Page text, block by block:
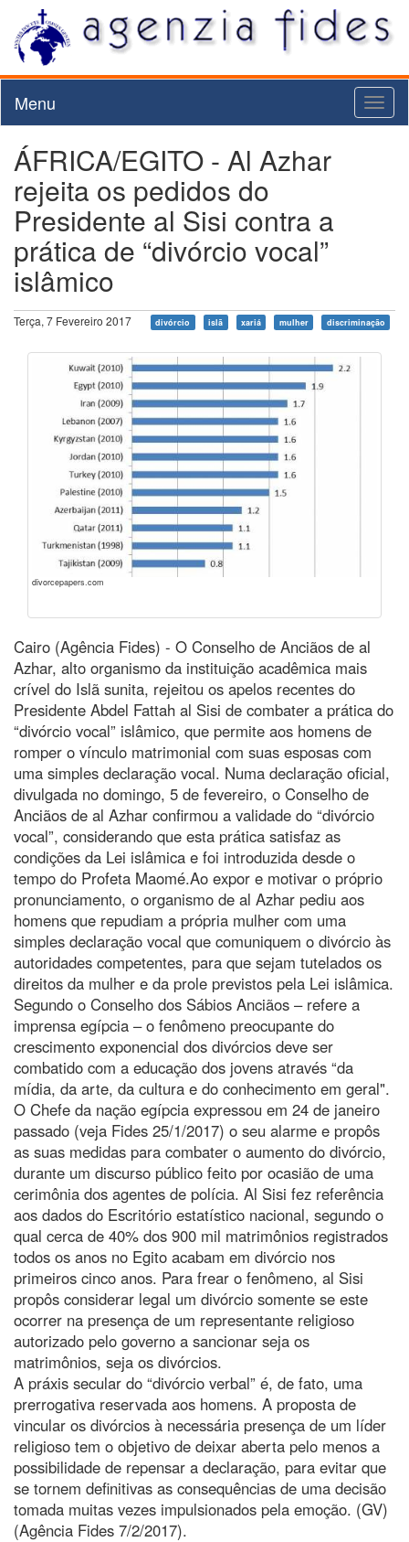
Menu
ÁFRICA/EGITO - Al Azhar
rejeita os pedidos do
Presidente al Sisi contra a
prática de “divórcio vocal”
islâmico
Terça, 7 Fevereiro 2017 divórcio islã xariá mulher discriminação
divorcepapers.com
Cairo (Agência Fides) - O Conselho de Anciãos de al
Azhar, alto organismo da instituição acadêmica mais
crível do Islã sunita, rejeitou os apelos recentes do
Presidente Abdel Fattah al Sisi de combater a prática do
“divórcio vocal” islâmico, que permite aos homens de
romper o vínculo matrimonial com suas esposas com
uma simples declaração vocal. Numa declaração oficial,
divulgada no domingo, 5 de fevereiro, o Conselho de
Anciãos de al Azhar confirmou a validade do “divórcio
vocal”, considerando que esta prática satisfaz as
condições da Lei islâmica e foi introduzida desde o
tempo do Profeta Maomé.Ao expor e motivar o próprio
pronunciamento, o organismo de al Azhar pediu aos
homens que repudiam a própria mulher com uma
simples declaração vocal que comuniquem o divórcio às
autoridades competentes, para que sejam tutelados os
direitos da mulher e da prole previstos pela Lei islâmica.
Segundo o Conselho dos Sábios Anciãos – refere a
imprensa egípcia – o fenômeno preocupante do
crescimento exponencial dos divórcios deve ser
combatido com a educação dos jovens através “da
mídia, da arte, da cultura e do conhecimento em geral".
O Chefe da nação egípcia expressou em 24 de janeiro
passado (veja Fides 25/1/2017) o seu alarme e propôs
as suas medidas para combater o aumento do divórcio,
durante um discurso público feito por ocasião de uma
cerimônia dos agentes de polícia. Al Sisi fez referência
aos dados do Escritório estatístico nacional, segundo o
qual cerca de 40% dos 900 mil matrimônios registrados
todos os anos no Egito acabam em divórcio nos
primeiros cinco anos. Para frear o fenômeno, al Sisi
propôs considerar legal um divórcio somente se este
ocorrer na presença de um representante religioso
autorizado pelo governo a sancionar seja os
matrimônios, seja os divórcios.
A práxis secular do “divórcio verbal” é, de fato, uma
prerrogativa reservada aos homens. A proposta de
vincular os divórcios à necessária presença de um líder
religioso tem o objetivo de deixar aberta pelo menos a
possibilidade de repensar a declaração, para evitar que
se tornem definitivas as consequências de uma decisão
tomada muitas vezes impulsionados pela emoção. (GV)
(Agência Fides 7/2/2017).